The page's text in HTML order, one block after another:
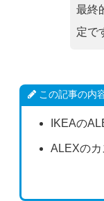
最終
定で
この記事の内
IKEAの
ALEXの